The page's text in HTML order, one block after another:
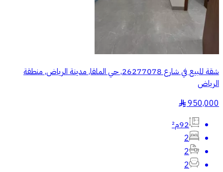
شقة للبيع في شارع 26277078, حي الملقا, مدينة الرياض, منطقة
الرياض
950,000
§
92م²
2
2
2